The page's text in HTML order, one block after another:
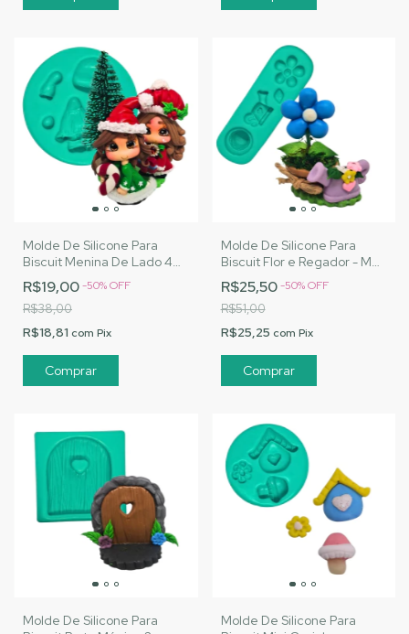
Molde De Silicone Para
Biscuit Menina De Lado 4
Margarida - MJ
Artesanatos | Cód. A170
R$19,00-50%OFF
R$38,00
R$18,81 com Pix
Molde De Silicone Para
Biscuit Flor e Regador - MJ
Artesanatos | Cód. A171
R$25,50-50%OFF
R$51,00
R$25,25 com Pix
Molde De Silicone Para
Molde De Silicone Para